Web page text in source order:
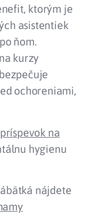
ktorým je
asistentiek
ňom.
kurzy
ochoreniami,
príspevok na
hygienu
nájdete